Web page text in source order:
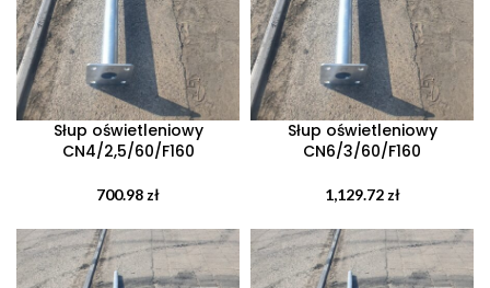
Słup oświetleniowy
CN4/2,5/60/F160
700.98 zł
Słup oświetleniowy
CN6/3/60/F160
1,129.72 zł